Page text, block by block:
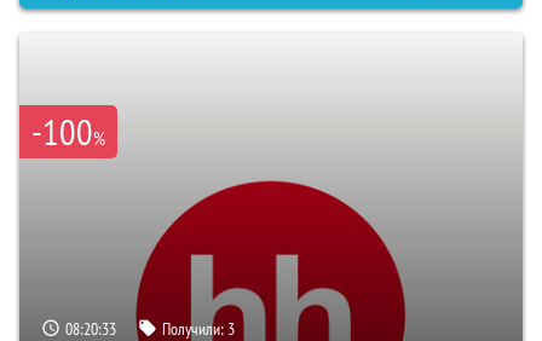
-100%
08:20:32 Получили: 3